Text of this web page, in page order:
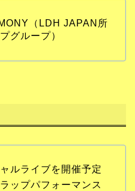
（LDH JAPAN所
グループ）
ルライブを開催予定
ップパフォーマンス